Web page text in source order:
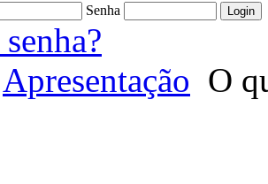
Senha
Apresentação O